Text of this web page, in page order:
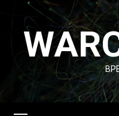
Перейти
содержимому